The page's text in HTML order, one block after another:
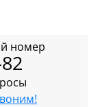
номер